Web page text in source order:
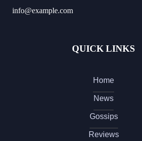
info@example.com
QUICK LINKS
Home
News
Gossips
Reviews